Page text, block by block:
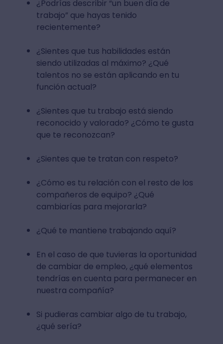
¿Podrías describir “un buen día de
trabajo” que hayas tenido
recientemente?
¿Sientes que tus habilidades están
siendo utilizadas al máximo? ¿Qué
talentos no se están aplicando en tu
función actual?
¿Sientes que tu trabajo está siendo
reconocido y valorado? ¿Cómo te gusta
que te reconozcan?
¿Sientes que te tratan con respeto?
¿Cómo es tu relación con el resto de los
compañeros de equipo? ¿Qué
cambiarías para mejorarla?
¿Qué te mantiene trabajando aquí?
En el caso de que tuvieras la oportunidad
de cambiar de empleo, ¿qué elementos
tendrías en cuenta para permanecer en
nuestra compañía?
Si pudieras cambiar algo de tu trabajo,
¿qué sería?